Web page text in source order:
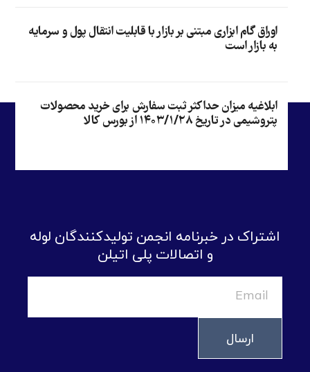
اوراق گام ابزاری مبتنی بر بازار با قابلیت انتقال پول و سرمایه
به بازار است
ابلاغیه میزان حداکثر ثبت سفارش برای خرید محصولات
پتروشیمی در تاریخ ۱۴۰۳/۱/۲۸ از بورس کالا
اشتراک در خبرنامه انجمن تولیدکنندگان لوله
و اتصالات پلی اتیلن
ارسال